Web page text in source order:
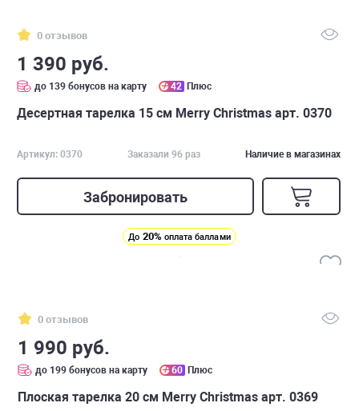
0 отзывов
1 390 руб.
до 139 бонусов на карту 42 Плюс
Десертная тарелка 15 см Merry Christmas арт. 0370
Артикул: 0370 Заказали 96 раз Наличие в магазинах
Забронировать
До 20% оплата баллами
0 отзывов
1 990 руб.
до 199 бонусов на карту 60 Плюс
Плоская тарелка 20 см Merry Christmas арт. 0369